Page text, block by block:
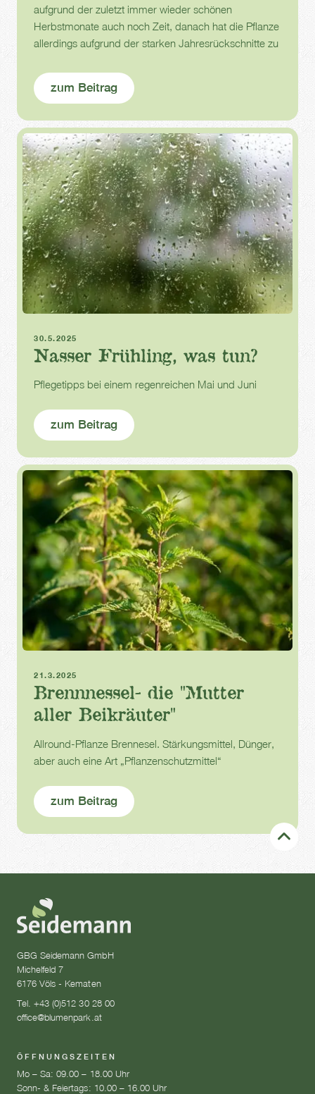
aufgrund der zuletzt immer wieder schönen
Herbstmonate auch noch Zeit, danach hat die Pflanze
allerdings aufgrund der starken Jahresrückschnitte zu
zum Beitrag
30.5.2025
Nasser Frühling, was tun?
Pflegetipps bei einem regenreichen Mai und Juni
zum Beitrag
21.3.2025
Brennnessel- die "Mutter
aller Beikräuter"
Allround-Pflanze Brennesel. Stärkungsmittel, Dünger,
aber auch eine Art „Pflanzenschutzmittel“
zum Beitrag
GBG Seidemann GmbH
Michelfeld 7
6176 Völs - Kematen
Tel. +43 (0)512 30 28 00
office@blumenpark.at
ÖFFNUNGSZEITEN
Mo – Sa: 09.00 – 18.00 Uhr
Sonn- & Feiertags: 10.00 – 16.00 Uhr